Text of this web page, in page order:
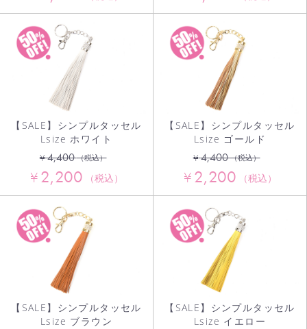
【SALE】シンプルタッセル
Lsize ホワイト
¥4,400 （税込）
¥2,200 （税込）
【SALE】シンプルタッセル
Lsize ゴールド
¥4,400 （税込）
¥2,200 （税込）
【SALE】シンプルタッセル
Lsize ブラウン
【SALE】シンプルタッセル
Lsize イエロー